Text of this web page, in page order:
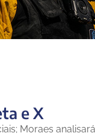
e X
Moraes analisará